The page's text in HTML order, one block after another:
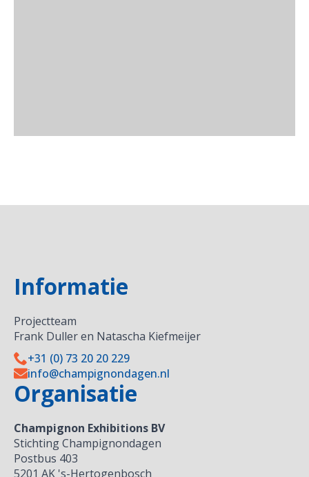
Informatie
Projectteam
Frank Duller en Natascha Kiefmeijer
+31 (0) 73 20 20 229
info@champignondagen.nl
Organisatie
Champignon Exhibitions BV
Stichting Champignondagen
Postbus 403
5201 AK 's-Hertogenbosch